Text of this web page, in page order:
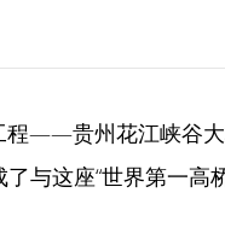
程——贵州花江峡谷
与这座“世界第一高